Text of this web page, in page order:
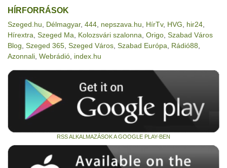
HÍRFORRÁSOK
Szeged.hu Délmagyar, 444 nepszava.hu HírTv, HVG hir24
Hírextra Szeged Ma Kolozsvári szalonna Origo Szabad Város
Blog Szeged 365 Szeged Város Szabad Európa Rádió88
Azonnali Webrádió index.hu
RSS ALKALMAZÁSOK A GOOGLE PLAY-BEN